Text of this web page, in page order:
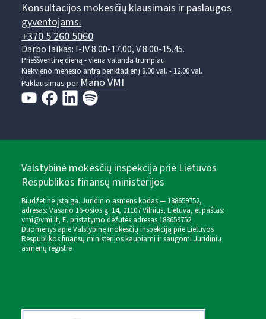
Konsultacijos mokesčių klausimais ir paslaugos
gyventojams:
+370 5 260 5060
Darbo laikas: I-IV 8.00-17.00, V 8.00-15.45.
Prieššventinę dieną - viena valanda trumpiau.
Kiekvieno mėnesio antrą penktadienį 8.00 val. - 12.00 val.
Paklausimas perMano VMI
Valstybinė mokesčių inspekcija prie Lietuvos
Respublikos finansų ministerijos
Biudžetinė įstaiga. Juridinio asmens kodas — 188659752,
adresas: Vasario 16-osios g. 14, 01107 Vilnius, Lietuva, el.paštas:
vmi@vmi.lt, E. pristatymo dėžutės adresas 188659752
Duomenys apie Valstybinę mokesčių inspekciją prie Lietuvos
Respublikos finansų ministerijos kaupiami ir saugomi Juridinių
asmenų registre